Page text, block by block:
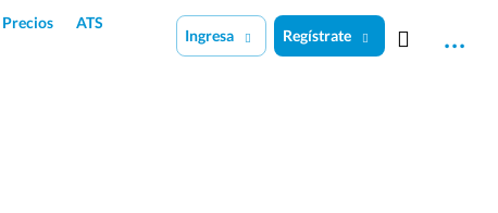
Precios
ATS
Ingresa Regístrate